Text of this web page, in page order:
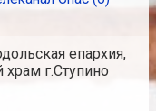
епархия,
храм г.Ступино